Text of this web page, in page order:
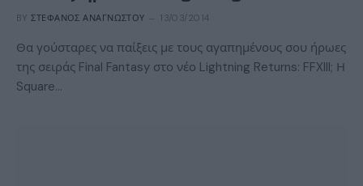
BY ΣΤΈΦΑΝΟΣ ΑΝΑΓΝΏΣΤΟΥ 13/03/2014
Θα γούσταρες να παίξεις με τους αγαπημένους σου ήρωες
της σειράς Final Fantasy στο νέο Lightning Returns: FFXIII; Η
Square…